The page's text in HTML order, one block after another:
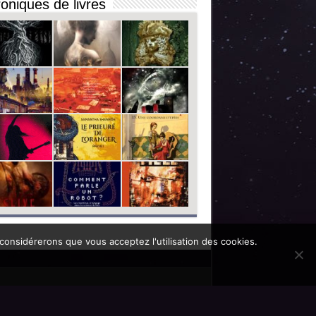
de livres
que vous acceptez l'utilisation des cookies.